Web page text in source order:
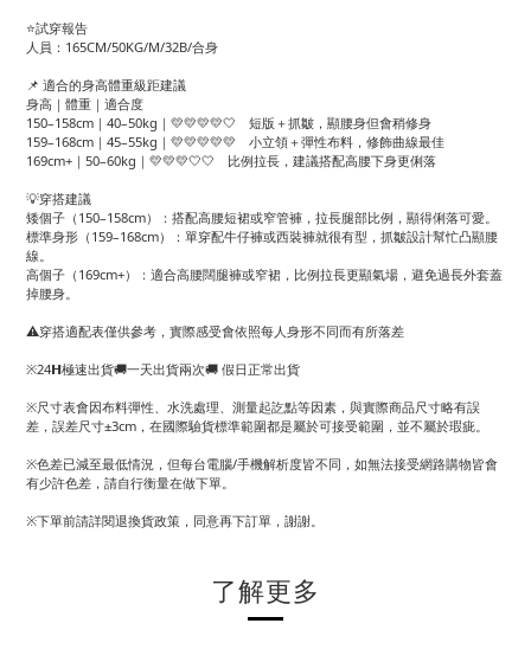
⭐試穿報告
人員：165CM/50KG/M/32B/合身
📌 適合的身高體重級距建議
身高｜體重｜適合度
150–158cm｜40–50kg｜💛💛💛💛🤍 短版＋抓皺，顯腰身但會稍修身
159–168cm｜45–55kg｜💛💛💛💛💛 小立領＋彈性布料，修飾曲線最佳
169cm+｜50–60kg｜💛💛💛🤍🤍 比例拉長，建議搭配高腰下身更俐落
💡穿搭建議
矮個子（150–158cm）：搭配高腰短裙或窄管褲，拉長腿部比例，顯得俐落可愛。
標準身形（159–168cm）：單穿配牛仔褲或西裝褲就很有型，抓皺設計幫忙凸顯腰
線。
高個子（169cm+）：適合高腰闊腿褲或窄裙，比例拉長更顯氣場，避免過長外套蓋
掉腰身。
⚠️穿搭適配表僅供參考，實際感受會依照每人身形不同而有所落差
※24𝗛極速出貨🚚一天出貨兩次🚚 假日正常出貨
※尺寸表會因布料彈性、水洗處理、測量起訖點等因素，與實際商品尺寸略有誤
差，誤差尺寸±3cm，在國際驗貨標準範圍都是屬於可接受範圍，並不屬於瑕疵。
※色差已減至最低情況，但每台電腦/手機解析度皆不同，如無法接受網路購物皆會
有少許色差，請自行衡量在做下單。
※下單前請詳閱退換貨政策，同意再下訂單，謝謝。
了解更多